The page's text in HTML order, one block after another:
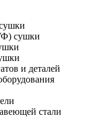
сушки
и деталей
стали